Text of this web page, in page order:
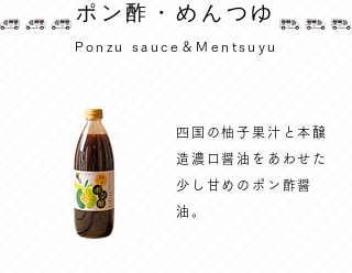
​ポン酢・めんつゆ
Ponzu sauce＆Mentsuyu
四国の柚子果汁と本醸
造濃口醤油をあわせた
少し甘めのポン酢醤
油。